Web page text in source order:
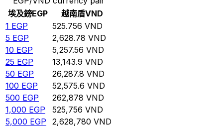
埃及鎊EGP 越南盾VND
1 EGP 525.756 VND
5 EGP 2,628.78 VND
10 EGP 5,257.56 VND
25 EGP 13,143.9 VND
50 EGP 26,287.8 VND
100 EGP 52,575.6 VND
500 EGP 262,878 VND
1,000 EGP 525,756 VND
5,000 EGP 2,628,780 VND